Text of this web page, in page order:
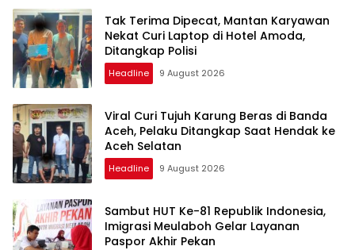
Tak Terima Dipecat, Mantan Karyawan
Nekat Curi Laptop di Hotel Amoda,
Ditangkap Polisi
Headline 9 August 2026
Viral Curi Tujuh Karung Beras di Banda
Aceh, Pelaku Ditangkap Saat Hendak ke
Aceh Selatan
Headline 9 August 2026
Sambut HUT Ke-81 Republik Indonesia,
Imigrasi Meulaboh Gelar Layanan
Paspor Akhir Pekan